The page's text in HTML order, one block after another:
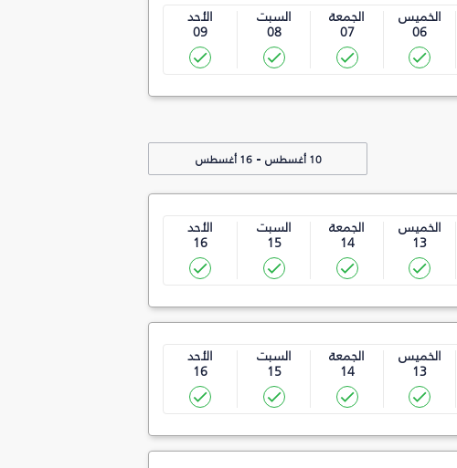
الخميس
06
الجمعة
07
السبت
08
الأحد
09
10 أغسطس -16 أغسطس
الخميس
13
الجمعة
14
السبت
15
الأحد
16
الخميس
13
الجمعة
14
السبت
15
الأحد
16